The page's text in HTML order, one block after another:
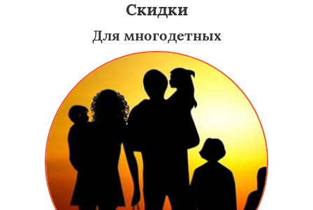
Скидки
Для многодетных